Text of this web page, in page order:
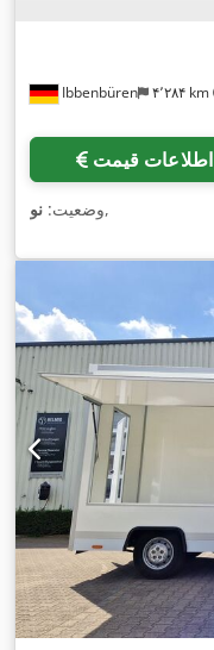
Ibbenbüren ۴٬۲۸۴ km
اطلاعات قیمت
وضعیت: نو ,